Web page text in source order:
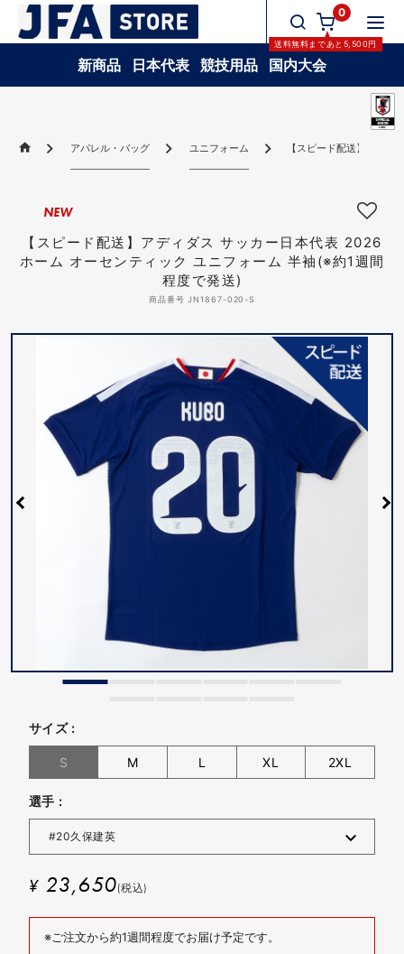
0
送料無料まであと 5,500円
新商品 日本代表 競技用品 国内大会
アパレル・バッグ ユニフォーム 【スピード配送】アデ
【スピード配送】アディダス サッカー日本代表 2026
ホーム オーセンティック ユニフォーム 半袖(※約1週間
程度で発送)
商品番号 JN1867-020-S
NEW
サイズ :
S M L XL 2XL
選手 :
¥ 23,650(税込)
※ご注文から約1週間程度でお届け予定です。